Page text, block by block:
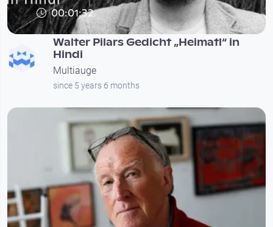
00:01:32
Walter Pilars Gedicht „Heimatl“ in
Hindi
Multiauge
since 5 years 6 months